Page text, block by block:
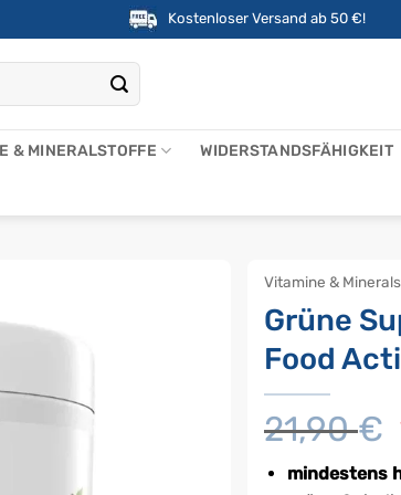
Kostenloser Versand ab 50 €!
& MINERALSTOFFE WIDERSTANDSFÄHIGKEIT
Vitamine &
Grüne
Food
21,90€
mindestens